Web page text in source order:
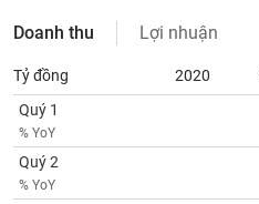
Doanh thu Lợi nhuận
Tỷ đồng 2020
Quý 1
% YoY
Quý 2
% YoY
BẤT
ĐỘNG
SẢN